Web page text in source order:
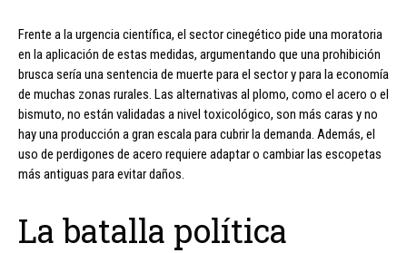
Frente a la urgencia científica, el sector cinegético pide una moratoria
en la aplicación de estas medidas, argumentando que una prohibición
brusca sería una sentencia de muerte para el sector y para la economía
de muchas zonas rurales. Las alternativas al plomo, como el acero o el
bismuto, no están validadas a nivel toxicológico, son más caras y no
hay una producción a gran escala para cubrir la demanda. Además, el
uso de perdigones de acero requiere adaptar o cambiar las escopetas
más antiguas para evitar daños.
La batalla política